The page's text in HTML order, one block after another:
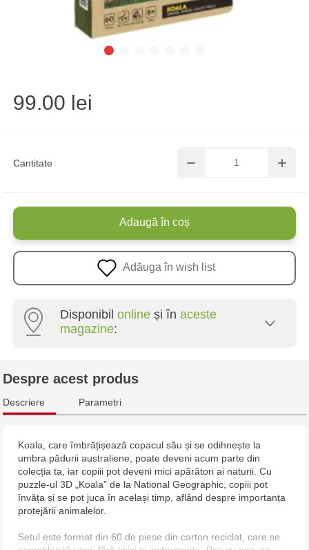
Cantitate
99.00 lei
Adaugă în coș
Adăuga în wish list
Disponibil online și în aceste
magazine:
Multistore Centru - bd. Cantemir, 6
Jucarenia Buiucani Alfa
Jucărenia Bălți - str. Alexandru Cel Bun, 5
Despre acest produs
Descriere Parametri
Koala, care îmbrățișează copacul său și se odihnește la
umbra pădurii australiene, poate deveni acum parte din
colecția ta, iar copiii pot deveni mici apărători ai naturii. Cu
puzzle-ul 3D „Koala” de la National Geographic, copiii pot
învăța și se pot juca în același timp, aflând despre importanța
protejării animalelor.
Setul este format din 60 de piese din carton reciclat, care se